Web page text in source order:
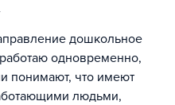
дошкольное
одновременно,
понимают, что имеют
людьми,